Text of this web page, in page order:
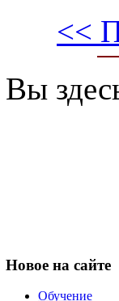
<<
Вы
Новое на сайте
Обучение